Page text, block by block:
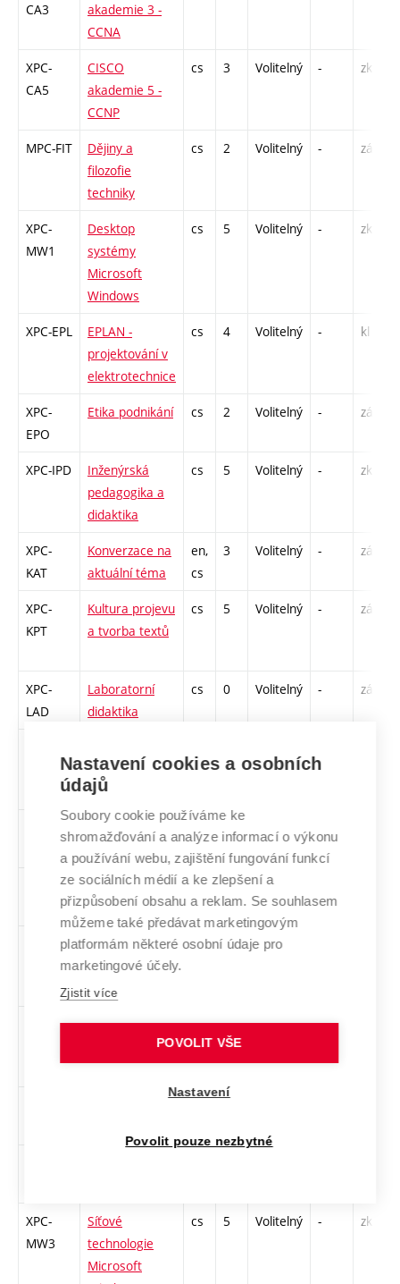
CA3
akademie 3 -
CCNA
XPC-
CA5
CISCO
akademie 5 -
CCNP
cs 3 Volitelný - zk
MPC-FIT
Dějiny a
filozofie
techniky
cs 2 Volitelný - zá
XPC-
MW1
Desktop
systémy
Microsoft
Windows
cs 5 Volitelný - zk
XPC-EPL
EPLAN -
projektování v
elektrotechnice
cs 4 Volitelný - kl
XPC-
EPO
Etika podnikání cs 2 Volitelný - zá
XPC-IPD
Inženýrská
pedagogika a
didaktika
cs 5 Volitelný - zk
XPC-
KAT
Konverzace na
aktuální téma
en,
cs
3 Volitelný - zá,zk
XPC-
KPT
Kultura projevu
a tvorba textů
cs 5 Volitelný - zá
XPC-
LAD
Laboratorní
didaktika
cs 0 Volitelný - zá
účetnictví
Odborná praxe cs 4 Volitelný
Pedagogická
psychologie
cs 5 Volitelný
Podnikatelské
minimum
cs 4 Volitelný
Podvojné
cs 4 Volitelný -
XPC-
MW3
Síťové
technologie
Microsoft
cs 5 Volitelný - zk
Nastavení cookies a osobních
údajů
Soubory cookie používáme ke
shromažďování a analýze informací o výkonu
a používání webu, zajištění fungování funkcí
ze sociálních médií a ke zlepšení a
přizpůsobení obsahu a reklam. Se souhlasem
můžeme také předávat marketingovým
platformám některé osobní údaje pro
marketingové účely.
Zjistit více
POVOLIT VŠE
Nastavení
Povolit pouze nezbytné